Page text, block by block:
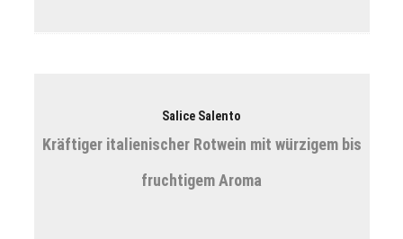
Salice Salento
Kräftiger italienischer Rotwein mit würzigem bis
fruchtigem Aroma